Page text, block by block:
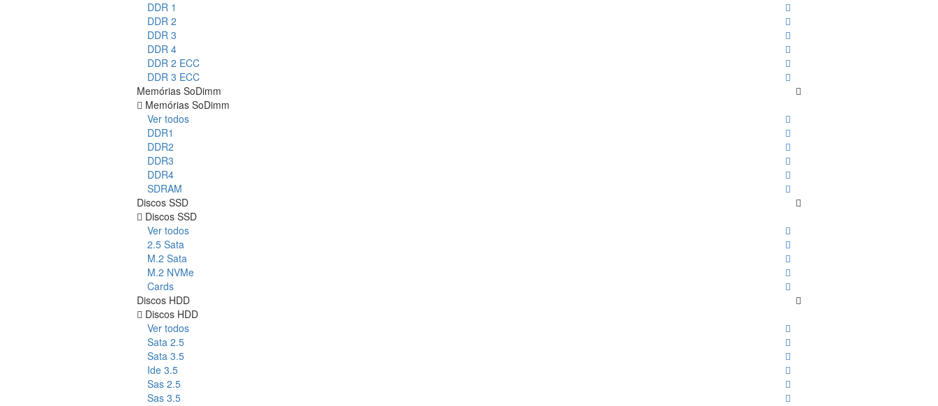
DDR 1
DDR 2
DDR 3
DDR 4
DDR 2 ECC
DDR 3 ECC
Memórias SoDimm
Memórias SoDimm
Ver todos
DDR1
DDR2
DDR3
DDR4
SDRAM
Discos SSD
Discos SSD
Ver todos
2.5 Sata
M.2 Sata
M.2 NVMe
Cards
Discos HDD
Discos HDD
Ver todos
Sata 2.5
Sata 3.5
Ide 3.5
Sas 2.5
Sas 3.5